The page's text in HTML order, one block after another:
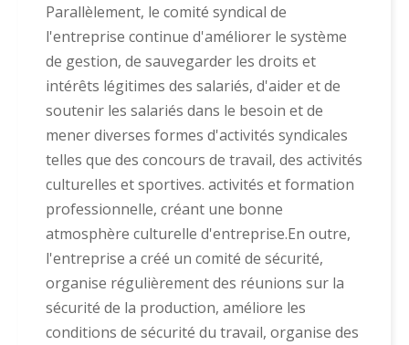
Parallèlement, le comité syndical de
l'entreprise continue d'améliorer le système
de gestion, de sauvegarder les droits et
intérêts légitimes des salariés, d'aider et de
soutenir les salariés dans le besoin et de
mener diverses formes d'activités syndicales
telles que des concours de travail, des activités
culturelles et sportives. activités et formation
professionnelle, créant une bonne
atmosphère culturelle d'entreprise.En outre,
l'entreprise a créé un comité de sécurité,
organise régulièrement des réunions sur la
sécurité de la production, améliore les
conditions de sécurité du travail, organise des